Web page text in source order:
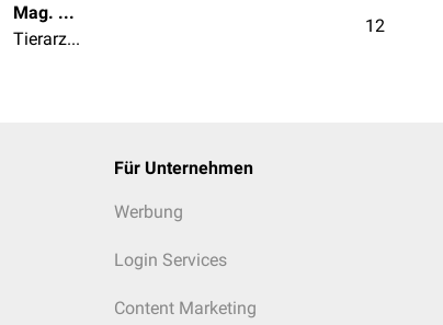
Mag. med. vet. Patrick Messner
Tierarzt | Tierärztin
12
Für Unternehmen
Werbung
Login Services
Content Marketing